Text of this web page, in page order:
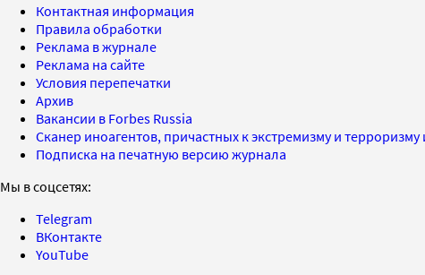
Контактная информация
Правила обработки
Реклама в журнале
Реклама на сайте
Условия перепечатки
Архив
Вакансии в Forbes Russia
Сканер иноагентов, причастных к экстремизму и
Подписка на печатную версию журнала
Мы в соцсетях:
Telegram
ВКонтакте
YouTube